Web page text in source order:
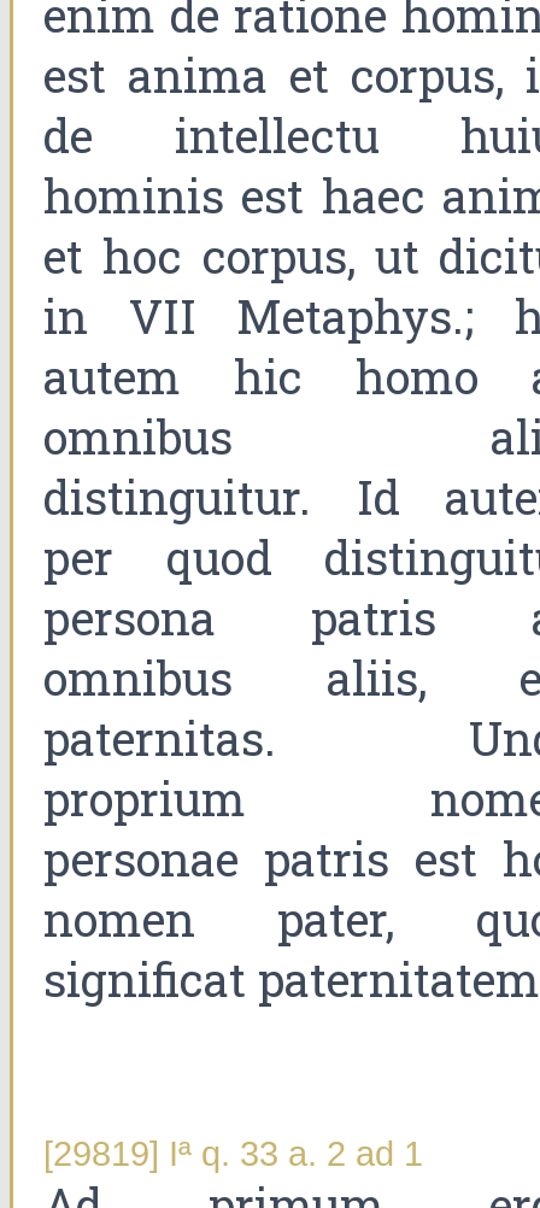
enim de ratione
est anima et corpus,
de intellectu
hominis est haec
et hoc corpus, ut
in VII Metaphys.;
autem hic homo
omnibus
distinguitur. Id
per quod
persona patris
omnibus aliis,
paternitas.
proprium
personae patris est
nomen pater,
significat
[29819] Iª q. 33 a. 2 ad 1